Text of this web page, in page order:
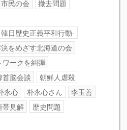
民の会
撤去問題
日歴史正義平和行動-
をめざす北海道の会
ワークを糾弾
首脳会談
朝鮮人虐殺
永心 朴永心さん
李玉善
帯見解
歴史問題